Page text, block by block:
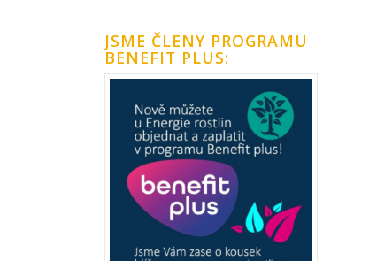
JSME ČLENY PROGRAMU
BENEFIT PLUS: